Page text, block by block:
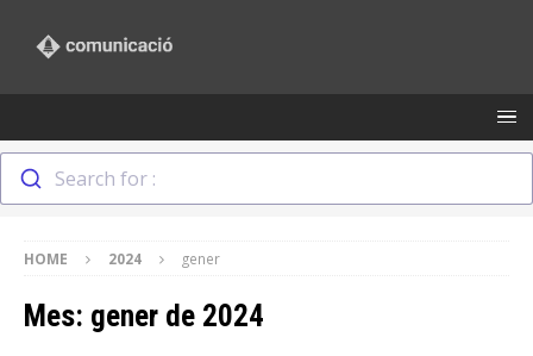
Search for :
HOME 2024 gener
Mes: gener de 2024